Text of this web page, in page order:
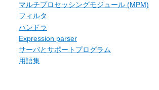
マルチプロセッシングモジュール (MPM)
フィルタ
ハンドラ
Expression parser
サーバとサポートプログラム
用語集